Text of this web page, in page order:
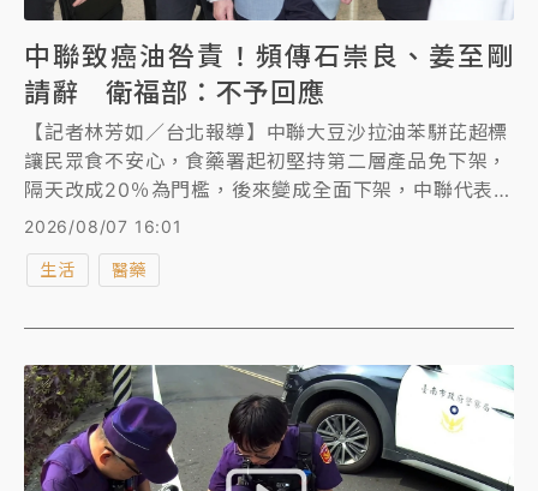
中聯致癌油咎責！頻傳石崇良、姜至剛
請辭 衛福部：不予回應
【記者林芳如／台北報導】中聯大豆沙拉油苯駢芘超標
讓民眾食不安心，食藥署起初堅持第二層產品免下架，
隔天改成20％為門檻，後來變成全面下架，中聯代表竟
全程列席食藥署專家會議，衛福部長石崇良和食藥署長
福部表示，不予回應。
2026/08/07 16:01
生活 醫藥